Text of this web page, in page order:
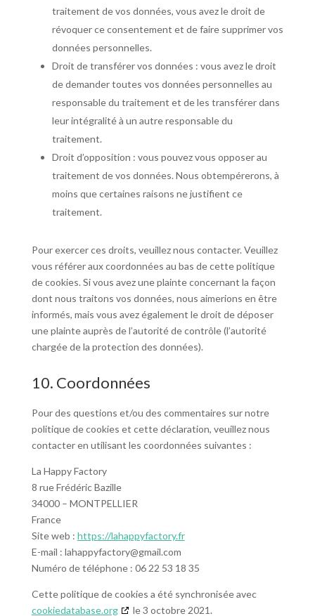
traitement de vos données, vous avez le droit de
révoquer ce consentement et de faire supprimer vos
données personnelles.
Droit de transférer vos données : vous avez le droit
de demander toutes vos données personnelles au
responsable du traitement et de les transférer dans
leur intégralité à un autre responsable du
traitement.
Droit d’opposition : vous pouvez vous opposer au
traitement de vos données. Nous obtempérerons, à
moins que certaines raisons ne justifient ce
traitement.
Pour exercer ces droits, veuillez nous contacter. Veuillez
vous référer aux coordonnées au bas de cette politique
de cookies. Si vous avez une plainte concernant la façon
dont nous traitons vos données, nous aimerions en être
informés, mais vous avez également le droit de déposer
une plainte auprès de l’autorité de contrôle (l’autorité
chargée de la protection des données).
10. Coordonnées
Pour des questions et/ou des commentaires sur notre
politique de cookies et cette déclaration, veuillez nous
contacter en utilisant les coordonnées suivantes :
La Happy Factory
8 rue Frédéric Bazille
34000 – MONTPELLIER
France
Site web : https://lahappyfactory.fr
E-mail : lahappyfactory@gmail.com
Numéro de téléphone : 06 22 53 18 35
Cette politique de cookies a été synchronisée avec
cookiedatabase.org
le 3 octobre 2021.